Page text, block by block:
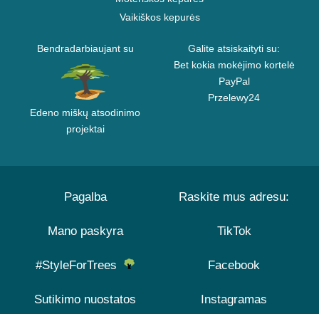
Vaikiškos kepurės
Bendradarbiaujant su
Edeno miškų atsodinimo
projektai
Galite atsiskaityti su:
Bet kokia mokėjimo kortelė
PayPal
Przelewy24
Pagalba
Mano paskyra
#StyleForTrees
Sutikimo nuostatos
Raskite mus adresu:
TikTok
Facebook
Instagramas